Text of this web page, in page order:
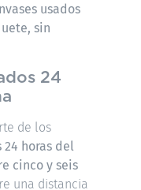
usados
sin
24
de los
24 horas del
cinco y seis
una distancia